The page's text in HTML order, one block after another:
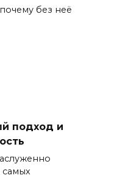
без неё
подход и
самых